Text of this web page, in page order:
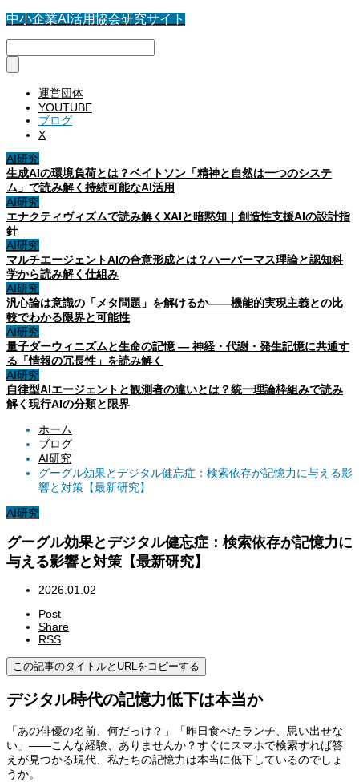
中小企業AI活用協会研究サイト
運営団体
YOUTUBE
ブログ
X
AI研究
生成AIの環境負荷とは？ベイトソン「精神と自然は一つのシステ
ム」で読み解く持続可能なAI活用
AI研究
エナクティヴィズムで読み解くXAIと暗黙知｜創造性支援AIの設計指
針
AI研究
マルチエージェントAIの合意形成とは？ハーバーマス理論と認知科
学から読み解く仕組み
AI研究
汎心論は意識の「メタ問題」を解けるか——機能的実現主義との比
較でわかる限界と可能性
AI研究
量子ダーウィニズムと生命の記憶 ― 神経・代謝・発生記憶に共通す
る「情報の冗長性」を読み解く
AI研究
自律型AIエージェントと観測者の違いとは？統一理論枠組みで読み
解く現行AIの分類と限界
ホーム
ブログ
AI研究
グーグル効果とデジタル健忘症：検索依存が記憶力に与える影
響と対策【最新研究】
AI研究
グーグル効果とデジタル健忘症：検索依存が記憶力に
与える影響と対策【最新研究】
2026.01.02
Post
Share
RSS
この記事のタイトルとURLをコピーする
デジタル時代の記憶力低下は本当か
「あの俳優の名前、何だっけ？」「昨日食べたランチ、思い出せな
い」――こんな経験、ありませんか？すぐにスマホで検索すれば答
えが見つかる現代、私たちの記憶力は本当に低下しているのでしょ
うか。